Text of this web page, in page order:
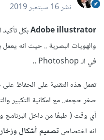
نشر16 سبتمبر 2019
Adobe illustratorبكل تأكيد
والهويات البصرية .. حيث انه يعمل
في الـ Photoshop ..
تعمل هذه التقنية على الحفاظ على
صغر حجمه.. مع امكانية التكبير
أي وقت ( طبعًا من داخل البرنامج
انه اختصاص تصميم أشكال